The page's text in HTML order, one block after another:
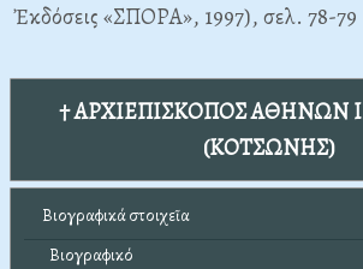
Ἐκδόσεις «ΣΠΟΡΑ», 1997), σελ. 78-79
† ΑΡΧΙΕΠΙΣΚΟΠΟΣ ΑΘΗΝΩΝ
(ΚΟΤΣΩΝΗΣ)
Βιογραφικά στοιχεῖα
Βιογραφικό